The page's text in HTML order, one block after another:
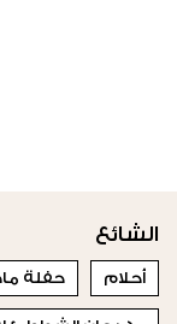
الشائع
أحلام حفلة